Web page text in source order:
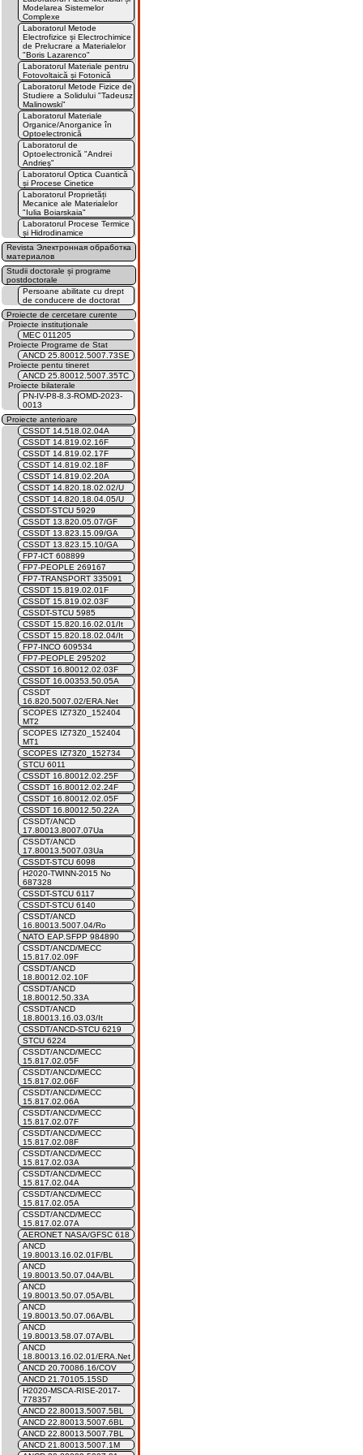
Modelarea Sistemelor
Complexe
Laboratorul Metode
Electrofizice și Electrochimice
de Prelucrare a Materialelor
"Boris Lazarenco"
Laboratorul Materiale pentru
Fotovoltaică și Fotonică
Laboratorul Metode Fizice de
Studiere a Solidului "Tadeusz
Malinowski"
Laboratorul Materiale
Organice/Anorganice în
Optoelectronică
Laboratorul de
Optoelectronică "Andrei
Andrieș"
Laboratorul Optica Cuantică
și Procese Cinetice
Laboratorul Proprietăți
Mecanice ale Materialelor
"Iulia Boiarskaia"
Laboratorul Procese Termice
și Hidrodinamice
Revista Электронная обработка
материалов
Studii doctorale și programe
postdoctorale
Persoane abilitate cu drept
de conducere de doctorat
Proiecte de cercetare curente
Proiecte instituționale
MEC 011205
Proiecte Programe de Stat
ANCD 25.80012.5007.73SE
Proiecte pentu tineret
ANCD 25.80012.5007.35TC
Proiecte bilaterale
PN-IV-P8-8.3-ROMD-2023-
0013
Proiecte anterioare
CSSDT 14.518.02.04A
CSSDT 14.819.02.16F
CSSDT 14.819.02.17F
CSSDT 14.819.02.18F
CSSDT 14.819.02.20A
CSSDT 14.820.18.02.02/U
CSSDT 14.820.18.04.05/U
CSSDT-STCU 5929
CSSDT 13.820.05.07/GF
CSSDT 13.823.15.09/GA
CSSDT 13.823.15.10/GA
FP7-ICT 608899
FP7-PEOPLE 269167
FP7-TRANSPORT 335091
CSSDT 15.819.02.01F
CSSDT 15.819.02.03F
CSSDT-STCU 5985
CSSDT 15.820.16.02.01/It
CSSDT 15.820.18.02.04/It
FP7-INCO 609534
FP7-PEOPLE 295202
CSSDT 16.80012.02.03F
CSSDT 16.00353.50.05A
CSSDT
16.820.5007.02/ERA.Net
SCOPES IZ73Z0_152404
MT2
SCOPES IZ73Z0_152404
MT1
SCOPES IZ73Z0_152734
STCU 6011
CSSDT 16.80012.02.25F
CSSDT 16.80012.02.24F
CSSDT 16.80012.02.05F
CSSDT 16.80012.50.22A
CSSDT/ANCD
17.80013.8007.07Ua
CSSDT/ANCD
17.80013.5007.03Ua
CSSDT-STCU 6098
H2020-TWINN-2015 No
687328
CSSDT-STCU 6117
CSSDT-STCU 6140
CSSDT/ANCD
16.80013.5007.04/Ro
NATO EAP.SFPP 984890
CSSDT/ANCD/MECC
15.817.02.09F
CSSDT/ANCD
18.80012.02.10F
CSSDT/ANCD
18.80012.50.33A
CSSDT/ANCD
18.80013.16.03.03/It
CSSDT/ANCD-STCU 6219
STCU 6224
CSSDT/ANCD/MECC
15.817.02.05F
CSSDT/ANCD/MECC
15.817.02.06F
CSSDT/ANCD/MECC
15.817.02.06A
CSSDT/ANCD/MECC
15.817.02.07F
CSSDT/ANCD/MECC
15.817.02.08F
CSSDT/ANCD/MECC
15.817.02.03A
CSSDT/ANCD/MECC
15.817.02.04A
CSSDT/ANCD/MECC
15.817.02.05A
CSSDT/ANCD/MECC
15.817.02.07A
AERONET NASA/GFSC 618
ANCD
19.80013.16.02.01F/BL
ANCD
19.80013.50.07.04A/BL
ANCD
19.80013.50.07.05A/BL
ANCD
19.80013.50.07.06A/BL
ANCD
19.80013.58.07.07A/BL
ANCD
18.80013.16.02.01/ERA.Net
ANCD 20.70086.16/COV
ANCD 21.70105.15SD
H2020-MSCA-RISE-2017-
778357
ANCD 22.80013.5007.5BL
ANCD 22.80013.5007.6BL
ANCD 22.80013.5007.7BL
ANCD 21.80013.5007.1M